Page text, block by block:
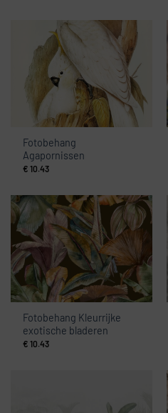
Fotobehang
Agapornissen
€ 10.43
Fotobehang Kleurrijke
exotische bladeren
€ 10.43